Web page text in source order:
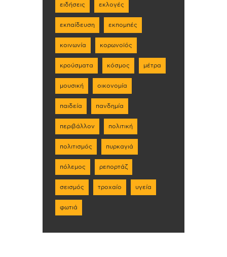
ειδήσεις εκλογές
εκπαίδευση εκπομπές
κοινωνία κορωνοϊός
κρούσματα κόσμος μέτρα
μουσική οικονομία
παιδεία πανδημία
περιβάλλον πολιτική
πολιτισμός πυρκαγιά
πόλεμος ρεπορτάζ
σεισμός τροχαίο υγεία
φωτιά